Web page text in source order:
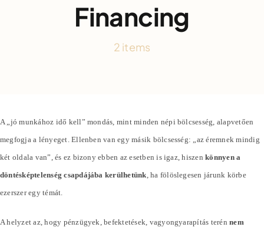
Financing
2 items
A „jó munkához idő kell” mondás, mint minden népi bölcsesség, alapvetően
megfogja a lényeget. Ellenben van egy másik bölcsesség: „az éremnek mindig
két oldala van”, és ez bizony ebben az esetben is igaz, hiszenkönnyen a
döntésképtelenség csapdájába kerülhetünk , ha fölöslegesen járunk körbe
ezerszer egy témát.
A helyzet az, hogy pénzügyek, befektetések, vagyongyarapítás terénnem